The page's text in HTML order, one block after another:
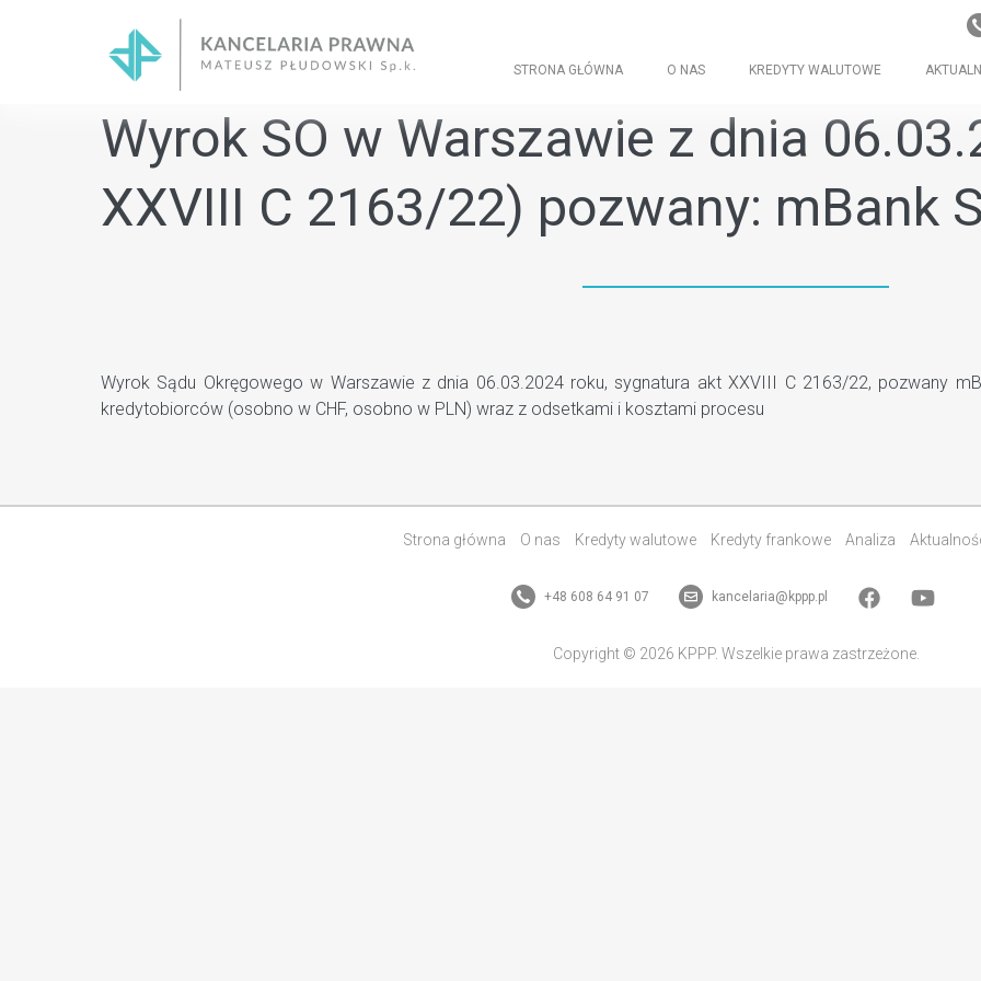
STRONA GŁÓWNA O NAS KREDYTY WALUTOWE
Wyrok SO w Warszawie z dnia
XXVIII C 2163/22) pozwany: mBank
Wyrok Sądu Okręgowego w Warszawie z dnia 06.03.2024 roku, sygnatura akt XXVIII C 2163/22, pozwany
kredytobiorców (osobno w CHF, osobno w PLN) wraz z odsetkami i kosztami procesu
Strona główna O nas Kredyty walutowe Kredyty frankowe Analiza
+48 608 64 91 07 kancelaria@kppp.pl
Copyright © 2026 KPPP. Wszelkie prawa zastrzeżone.